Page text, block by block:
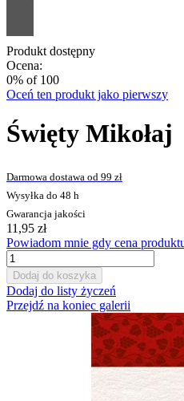
Produkt dostępny
Ocena:
0% of 100
Oceń ten produkt jako pierwszy
Święty Mikołaj
Darmowa dostawa od 99 zł
Wysyłka do 48 h
Gwarancja jakości
11,95 zł
Powiadom mnie gdy cena
Dodaj do koszyka
Dodaj do listy życzeń
Przejdź na koniec galerii